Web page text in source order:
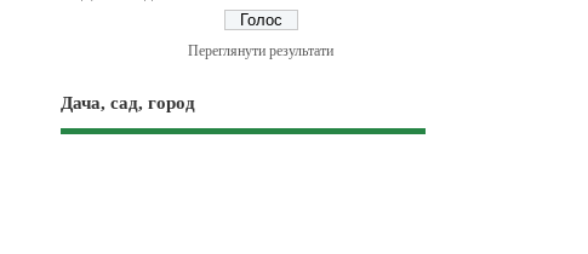
Переглянути результати
Дача, сад, город